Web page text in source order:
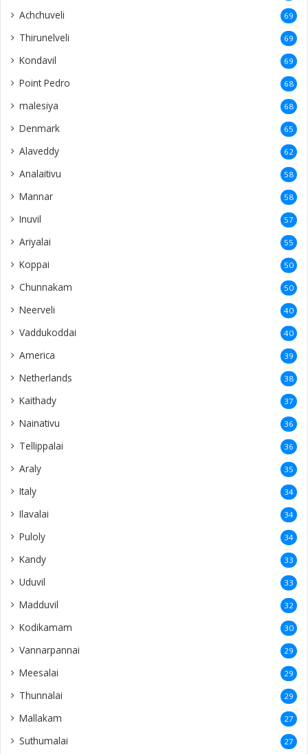
Achchuveli 69
Thirunelveli 69
Kondavil 69
Point Pedro 68
malesiya 68
Denmark 65
Alaveddy 62
Analaitivu 58
Mannar 58
Inuvil 57
Ariyalai 55
Koppai 50
Chunnakam 50
Neerveli 40
Vaddukoddai 40
America 39
Netherlands 38
Kaithady 37
Nainativu 36
Tellippalai 36
Araly 35
Italy 34
Ilavalai 34
Puloly 34
Kandy 33
Uduvil 33
Madduvil 32
Kodikamam 30
Vannarpannai 29
Meesalai 29
Thunnalai 29
Mallakam 27
Suthumalai 27